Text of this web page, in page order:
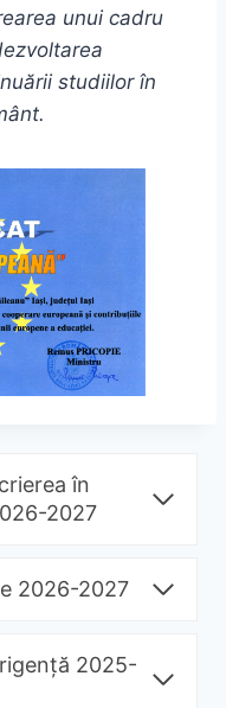
unui cadru
studiilor în
în
2027
2026-2027
2025-